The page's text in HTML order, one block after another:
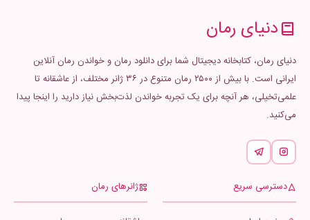
دنیای رمان
دنیای رمان، کتابخانه دیجیتال شما برای دانلود رمان و خواندن رمان آنلاین
ایرانی است. با بیش از ۲۵۰۰ رمان متنوع در ۳۶ ژانر مختلف، از عاشقانه تا
علمی‌تخیلی، هر آنچه برای یک تجربه خواندن لذت‌بخش نیاز دارید را اینجا پیدا
می‌کنید.
دسترسی سریع ژانرهای رمان